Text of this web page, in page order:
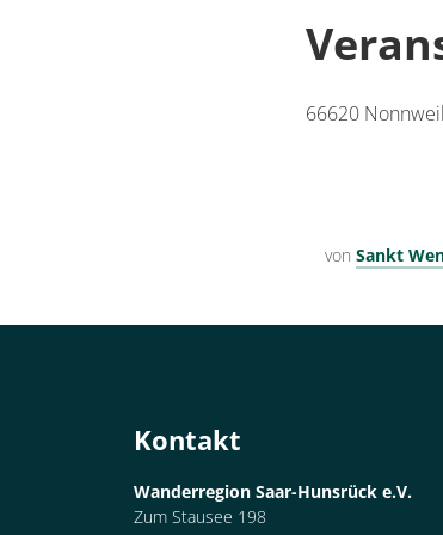
66620
von Sankt
Kontakt
Wanderregion Saar-Hunsrück e.V.
Zum Stausee 198